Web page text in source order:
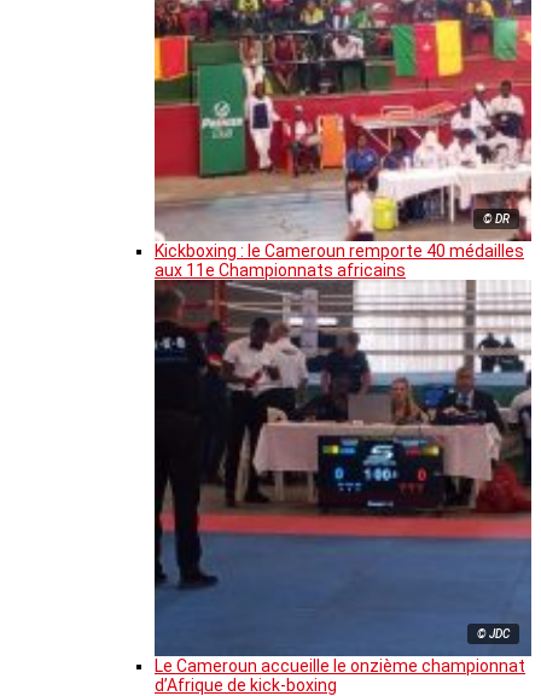
© DR
Kickboxing : le Cameroun remporte 40 médailles
aux 11e Championnats africains
© JDC
Le Cameroun accueille le onzième championnat
d’Afrique de kick-boxing